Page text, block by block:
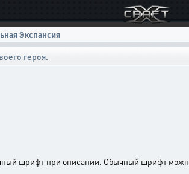
Экспансия
героя.
шрифт при описании. Обычный шрифт